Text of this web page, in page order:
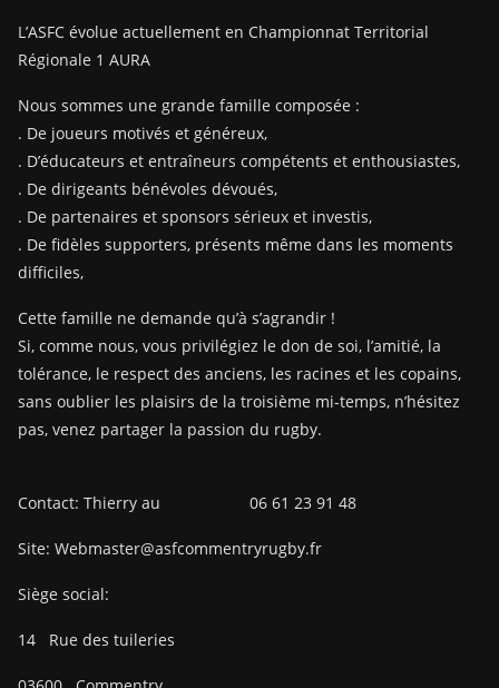
L’ASFC évolue actuellement en Championnat Territorial
Régionale 1 AURA
Nous sommes une grande famille composée :
. De joueurs motivés et généreux,
. D’éducateurs et entraîneurs compétents et enthousiastes,
. De dirigeants bénévoles dévoués,
. De partenaires et sponsors sérieux et investis,
. De fidèles supporters, présents même dans les moments
difficiles,
Cette famille ne demande qu’à s’agrandir !
Si, comme nous, vous privilégiez le don de soi, l’amitié, la
tolérance, le respect des anciens, les racines et les copains,
sans oublier les plaisirs de la troisième mi-temps, n’hésitez
pas, venez partager la passion du rugby.
Contact: Thierry au 06 61 23 91 48
Site: Webmaster@asfcommentryrugby.fr
Siège social:
14 Rue des tuileries